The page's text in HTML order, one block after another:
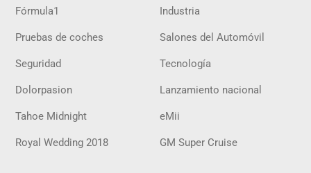
Fórmula1 Industria
Pruebas de coches Salones del Automóvil
Seguridad Tecnología
Dolorpasion Lanzamiento nacional
Tahoe Midnight eMii
Royal Wedding 2018 GM Super Cruise